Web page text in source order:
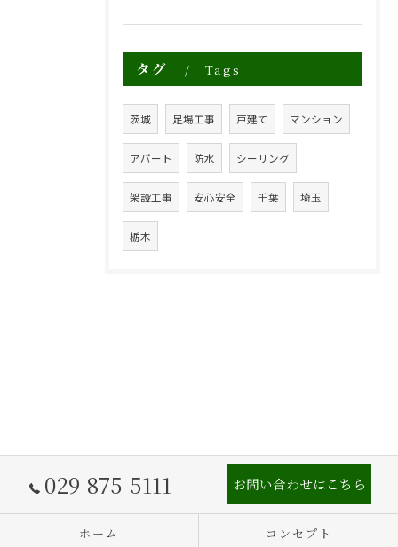
タグ Tags
茨城 足場工事 戸建て マンション
アパート 防水 シーリング
架設工事 安心安全 千葉 埼玉
栃木
029-875-5111 お問い合わせはこちら
ホーム コンセプト